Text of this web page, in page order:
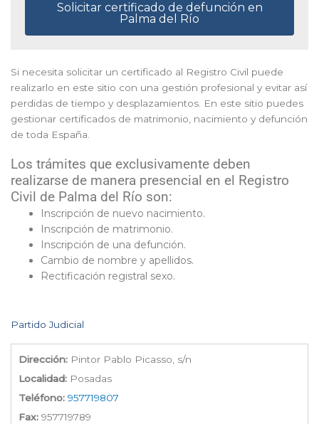
Solicitar certificado de defunción en
Palma del Río
Si necesita solicitar un certificado al Registro Civil puede
realizarlo en este sitio con una gestión profesional y evitar así
perdidas de tiempo y desplazamientos. En este sitio puedes
gestionar certificados de matrimonio, nacimiento y defunción
de toda España.
Los trámites que exclusivamente deben
realizarse de manera presencial en el Registro
Civil de Palma del Río son:
Inscripción de nuevo nacimiento.
Inscripción de matrimonio.
Inscripción de una defunción.
Cambio de nombre y apellidos.
Rectificación registral sexo.
Partido Judicial
Dirección: Pintor Pablo Picasso, s/n
Localidad: Posadas
Teléfono: 957719807
Fax: 957719789